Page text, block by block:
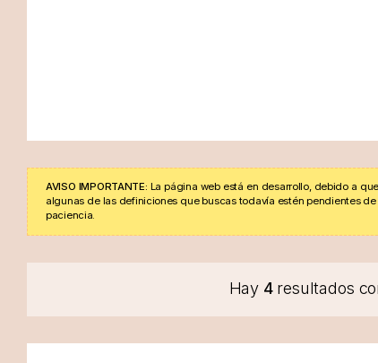
AVISO IMPORTANTE: La página web está en desarrollo, debido a
algunas de las definiciones que buscas todavía estén pendientes
paciencia.
Hay 4resultados